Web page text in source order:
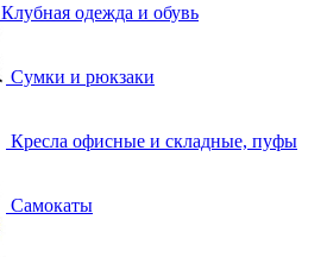
Клубная одежда и обувь
Сумки и рюкзаки
Кресла офисные и складные, пуфы
Самокаты